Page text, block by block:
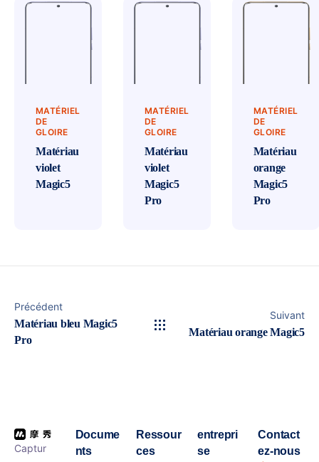
MATÉRIEL
DE
GLOIRE
Matériau
violet
Magic5
MATÉRIEL
DE
GLOIRE
Matériau
violet
Magic5
Pro
MATÉRIEL
DE
GLOIRE
Matériau
orange
Magic5
Pro
Précédent
Matériau bleu Magic5
Pro
Suivant
Matériau orange Magic5
Captur
Docume
nts
Ressour
ces
entrepri
se
Contact
ez-nous